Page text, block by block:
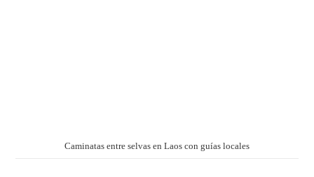
Caminatas entre selvas en Laos con guías locales